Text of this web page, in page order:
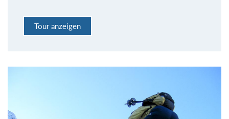
Tour anzeigen